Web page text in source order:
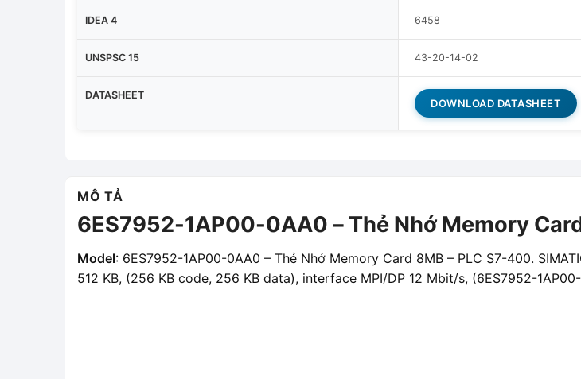
IDEA 4 6458
UNSPSC 15 43-20-14-02
DATASHEET
DOWNLOAD DATASHEET
MÔ TẢ
6ES7952-1AP00-0AA0 – Thẻ Nhớ Memory
Model: 6ES7952-1AP00-0AA0 – Thẻ Nhớ Memory Card 8MB – PLC S7-400.
512 KB, (256 KB code, 256 KB data), interface MPI/DP 12 Mbit/s, (6ES7952-